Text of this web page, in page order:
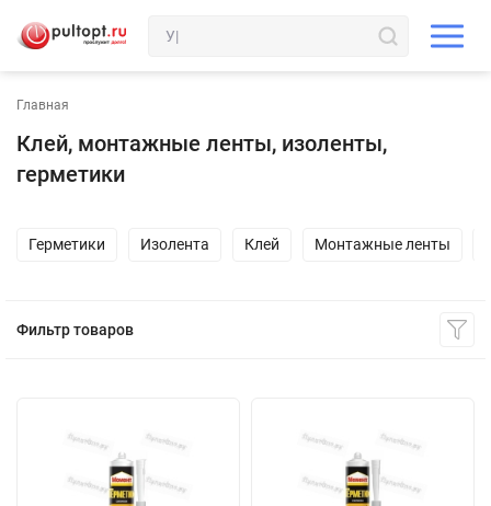
Главная
Клей, монтажные ленты, изоленты,
герметики
Герметики Изолента Клей Монтажные ленты
Фильтр товаров